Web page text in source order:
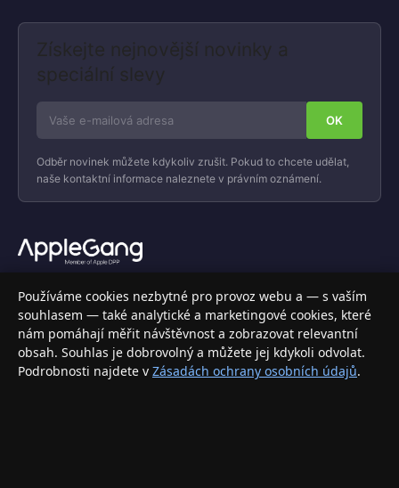
Získejte nejnovější novinky a
speciální slevy
Odběr novinek můžete kdykoliv zrušit. Pokud to chcete udělat,
naše kontaktní informace naleznete v právním oznámení.
Váš specializovaný obchod s Apple produkty, příslušenstvím a
elektronikou. Nakupujte bezpečně a s jistotou.
INFORMACE
Doprava a doručení
Používáme cookies nezbytné pro provoz webu a — s vaším
souhlasem — také analytické a marketingové cookies, které
nám pomáhají měřit návštěvnost a zobrazovat relevantní
obsah. Souhlas je dobrovolný a můžete jej kdykoli odvolat.
Podrobnosti najdete v Zásadách ochrany osobních údajů.